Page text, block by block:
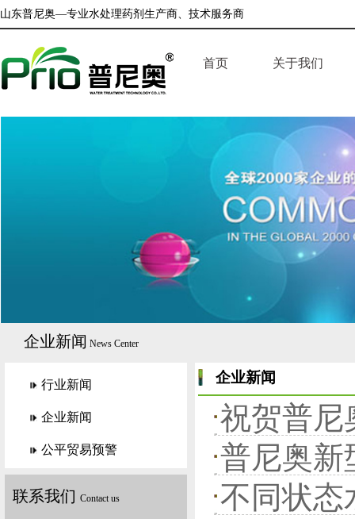
山东普尼奥—专业水处理药剂生产商、技术服务商
首页 关于我们
企业文化
企业新闻 News Center
行业新闻
企业新闻
公平贸易预警
联系我们 Contact us
企业新闻
祝贺普尼
普尼奥新
不同状态